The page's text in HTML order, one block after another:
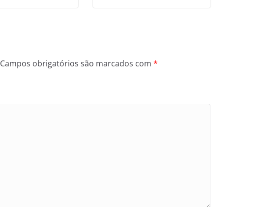
Campos obrigatórios são marcados com *